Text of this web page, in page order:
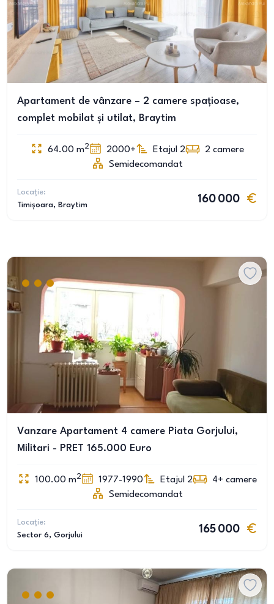
Apartament de vânzare – 2 camere spațioase,
complet mobilat și utilat, Braytim
64.00 m2 2000+ Etajul 2 2 camere
Semidecomandat
Locație:
Timișoara, Braytim
160 000
Vanzare Apartament 4 camere Piata Gorjului,
Militari - PRET 165.000 Euro
100.00 m2 1977-1990 Etajul 2 4+ camere
Semidecomandat
Locație:
Sector 6, Gorjului
165 000